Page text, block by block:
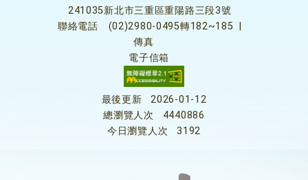
241035新北市三重區重陽路三段3號
聯絡電話
(02)2980-0495轉182~185
傳真
電子信箱
最後更新
2026-01-12
總瀏覽人次
4440886
今日瀏覽人次
3192